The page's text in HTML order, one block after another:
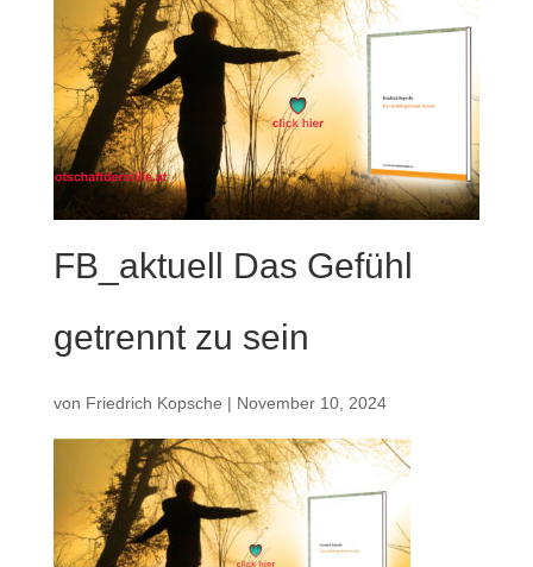
FB_aktuell Das Gefühl
getrennt zu sein
von Friedrich Kopsche | November 10, 2024